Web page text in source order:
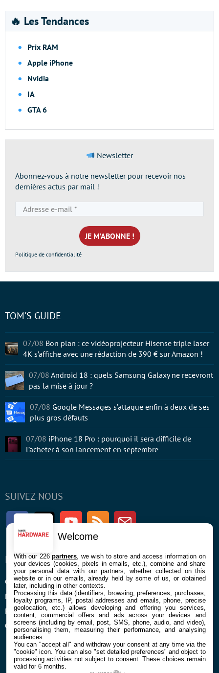
🔥 Les Tendances
Prix RAM
Apple iPhone
Nvidia
IA
GTA 6
Newsletter
Abonnez-vous à notre newsletter pour recevoir nos
dernières actus par mail !
e-
mail
*
Politique de confidentialité
SUIVEZ-NOUS
FacebookTwitter Youtube RSS Newsletter
ENTREPRISE
Confidentialité et Cookies
Mentions légales et CGU
Préférences Cookies
Qui sommes nous
À PROPOS
Contact
TOM'S GUIDE
07/08 Bon plan : ce vidéoprojecteur Hisense triple laser
4K s’affiche avec une rédaction de 390 € sur Amazon !
07/08 Android 18 : quels Samsung Galaxy ne recevront
pas la mise à jour ?
07/08 Google Messages s’attaque enfin à deux de ses
plus gros défauts
07/08 iPhone 18 Pro : pourquoi il sera difficile de
l’acheter à son lancement en septembre
Welcome
With our 226partners , we wish to store and access information on
your devices (cookies, pixels in emails, etc.), combine and share
your personal data with our partners, whether collected on this
website or in our emails, already held by some of us, or obtained
later, including in other contexts.
Processing this data (identifiers, browsing, preferences, purchases,
loyalty programs, IP, postal addresses and emails, phone, precise
geolocation, etc.) allows developing and offering you services,
content, commercial offers and ads across your devices and
screens (including by email, post, SMS, phone, audio, and video),
personalising them, measuring their performance, and analysing
audiences.
You can "accept all" and withdraw your consent at any time via the
"cookie" icon. You can also "set detailed preferences" and object to
processing activities not subject to consent. These choices remain
valid for 6 months.